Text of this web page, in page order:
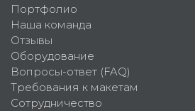
Портфолио
Наша команда
Отзывы
Оборудование
Вопросы-ответ (FAQ)
Требования к макетам
Сотрудничество